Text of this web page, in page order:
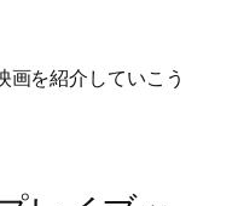
画を紹介していこう